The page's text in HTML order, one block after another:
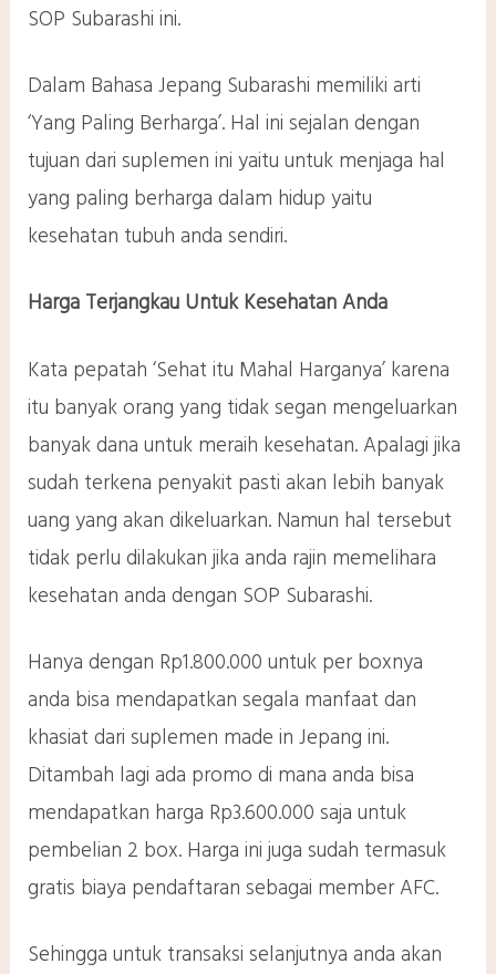
SOP Subarashi ini.
Dalam Bahasa Jepang Subarashi memiliki arti
‘Yang Paling Berharga’. Hal ini sejalan dengan
tujuan dari suplemen ini yaitu untuk menjaga hal
yang paling berharga dalam hidup yaitu
kesehatan tubuh anda sendiri.
Harga Terjangkau Untuk Kesehatan Anda
Kata pepatah ‘Sehat itu Mahal Harganya’ karena
itu banyak orang yang tidak segan mengeluarkan
banyak dana untuk meraih kesehatan. Apalagi jika
sudah terkena penyakit pasti akan lebih banyak
uang yang akan dikeluarkan. Namun hal tersebut
tidak perlu dilakukan jika anda rajin memelihara
kesehatan anda dengan SOP Subarashi.
Hanya dengan Rp1.800.000 untuk per boxnya
anda bisa mendapatkan segala manfaat dan
khasiat dari suplemen made in Jepang ini.
Ditambah lagi ada promo di mana anda bisa
mendapatkan harga Rp3.600.000 saja untuk
pembelian 2 box. Harga ini juga sudah termasuk
gratis biaya pendaftaran sebagai member AFC.
Sehingga untuk transaksi selanjutnya anda akan